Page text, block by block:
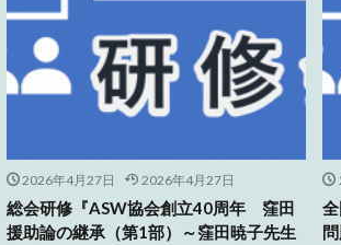
2026年4月27日 2026年4月27日
総会研修『ASW協会創立40周年 窪田
援助論の継承（第1部）～窪田暁子先生